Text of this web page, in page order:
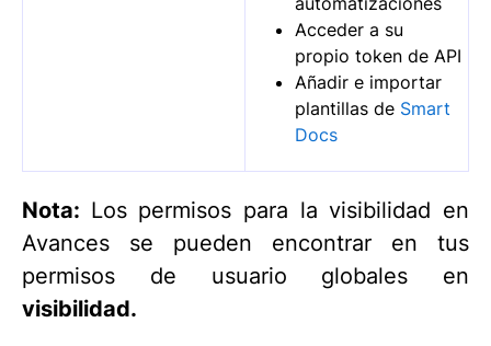
Acceder a su
propio token de API
Añadir e importar
plantillas de Smart
Docs
Nota: Los permisos para la visibilidad en
Avances se pueden encontrar en tus
permisos de usuario globales en
visibilidad.